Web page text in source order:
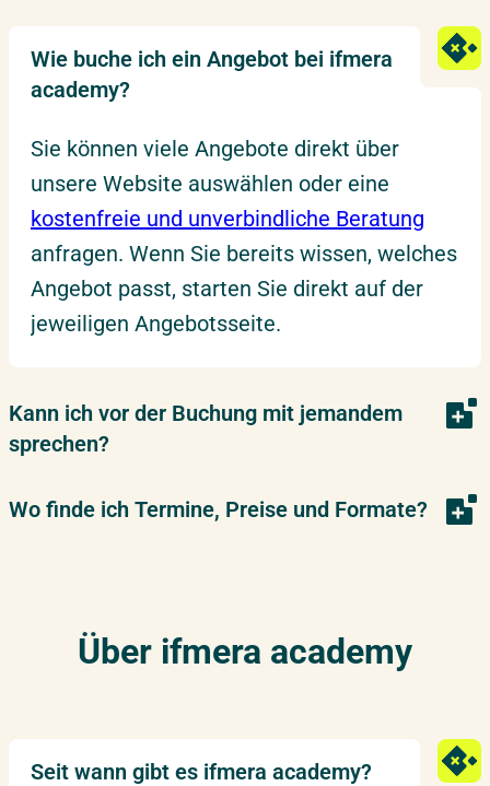
Wie buche ich ein Angebot bei ifmera
academy?
Sie können viele Angebote direkt über
unsere Website auswählen oder eine
kostenfreie und unverbindliche Beratung
anfragen. Wenn Sie bereits wissen, welches
Angebot passt, starten Sie direkt auf der
jeweiligen Angebotsseite.
Kann ich vor der Buchung mit jemandem
sprechen?
Wo finde ich Termine, Preise und Formate?
Über ifmera academy
Seit wann gibt es ifmera academy?